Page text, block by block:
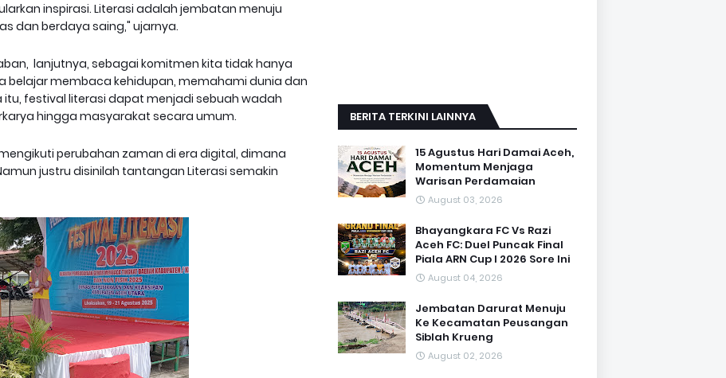
inspirasi. Literasi adalah jembatan menuju
dan berdaya saing," ujarnya.
lanjutnya, sebagai komitmen kita tidak hanya
belajar membaca kehidupan, memahami dunia dan
festival literasi dapat menjadi sebuah wadah
hingga masyarakat secara umum.
perubahan zaman di era digital, dimana
justru disinilah tantangan Literasi semakin
BERITA TERKINI LAINNYA
15 Agustus Hari Damai Aceh,
Momentum Menjaga
Warisan Perdamaian
August 03, 2026
Bhayangkara FC Vs Razi
Aceh FC: Duel Puncak Final
Piala ARN Cup I 2026 Sore Ini
August 04, 2026
Jembatan Darurat Menuju
Ke Kecamatan Peusangan
Siblah Krueng
August 02, 2026